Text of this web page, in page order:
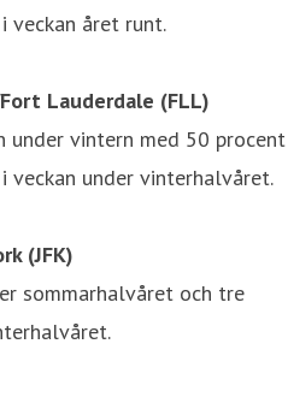
veckan året runt.
Lauderdale (FLL)
under vintern med 50 procent
under vinterhalvåret.
(JFK)
sommarhalvåret och tre